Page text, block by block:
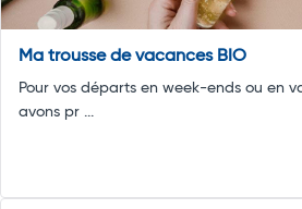
Ma trousse de vacances BIO
Pour vos départs en week-ends ou en
avons pr ...